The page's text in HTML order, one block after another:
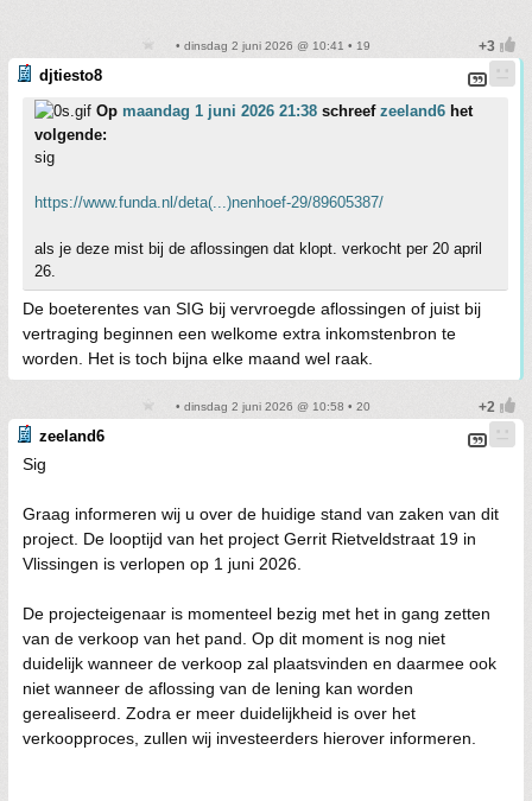
• dinsdag 2 juni 2026 @ 10:41 • 19
djtiesto8
Op maandag 1 juni 2026 21:38 schreef zeeland6 het
volgende:
sig
https://www.funda.nl/deta(...)nenhoef-29/89605387/
als je deze mist bij de aflossingen dat klopt. verkocht per 20 april
26.
De boeterentes van SIG bij vervroegde aflossingen of juist bij
vertraging beginnen een welkome extra inkomstenbron te
worden. Het is toch bijna elke maand wel raak.
• dinsdag 2 juni 2026 @ 10:58 • 20
zeeland6
Sig
Graag informeren wij u over de huidige stand van zaken van dit
project. De looptijd van het project Gerrit Rietveldstraat 19 in
Vlissingen is verlopen op 1 juni 2026.
De projecteigenaar is momenteel bezig met het in gang zetten
van de verkoop van het pand. Op dit moment is nog niet
duidelijk wanneer de verkoop zal plaatsvinden en daarmee ook
niet wanneer de aflossing van de lening kan worden
gerealiseerd. Zodra er meer duidelijkheid is over het
verkoopproces, zullen wij investeerders hierover informeren.